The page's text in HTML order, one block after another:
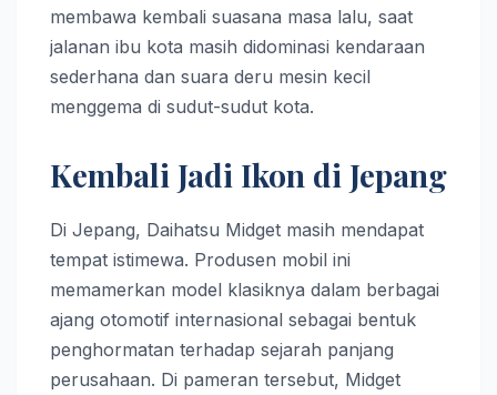
membawa kembali suasana masa lalu, saat
jalanan ibu kota masih didominasi kendaraan
sederhana dan suara deru mesin kecil
menggema di sudut-sudut kota.
Kembali Jadi Ikon di Jepang
Di Jepang, Daihatsu Midget masih mendapat
tempat istimewa. Produsen mobil ini
memamerkan model klasiknya dalam berbagai
ajang otomotif internasional sebagai bentuk
penghormatan terhadap sejarah panjang
perusahaan. Di pameran tersebut, Midget